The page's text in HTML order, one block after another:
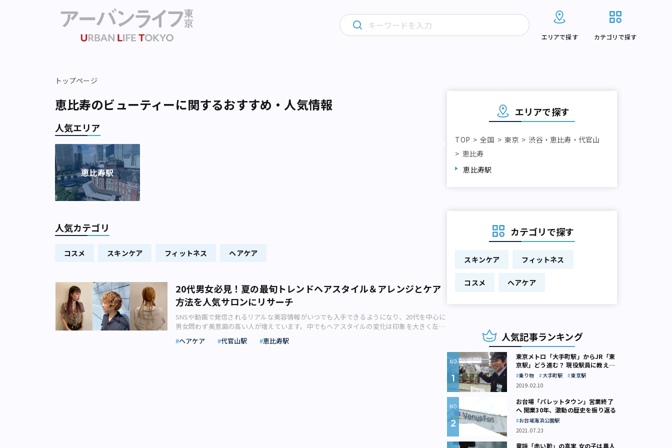
エリアで探す カテゴリで探す
トップページ
恵比寿のビューティーに関するおすすめ・人気情報
人気エリア
恵比寿駅
人気カテゴリ
コスメ スキンケア フィットネス ヘアケア
20代男女必見！夏の最旬トレンドヘアスタイル＆アレンジとケア
方法を人気サロンにリサーチ
SNSや動画で発信されるリアルな美容情報がいつでも入手できるようになり、20代を中心に
男女問わず美意識の高い人が増えています。中でもヘアスタイルの変化は印象を大きく左右
するため、トレンドを押さえておきたいところ。今回は代官山の人気サロンで、この夏イチ
オシのスタイルやアレンジについて、ファッション誌ライターの加藤朋美さんが取材しまし
ヘアケア 代官山駅 恵比寿駅
エリアで探す
TOP 全国 東京
渋谷・恵比寿・代官山
恵比寿
恵比寿駅
カテゴリで探す
スキンケア フィットネス
コスメ ヘアケア
人気記事ランキング
東京メトロ「大手町駅」からJR「東
京駅」どう進む？ 現役駅員に教えて
もらいました
乗り物 大手町駅
東京駅
2019.02.10
お台場「パレットタウン」営業終了
へ 開業30年、激動の歴史を振り返る
お台場海浜公園駅
2021.07.23
童謡「赤い靴」の真実 女の子は異人